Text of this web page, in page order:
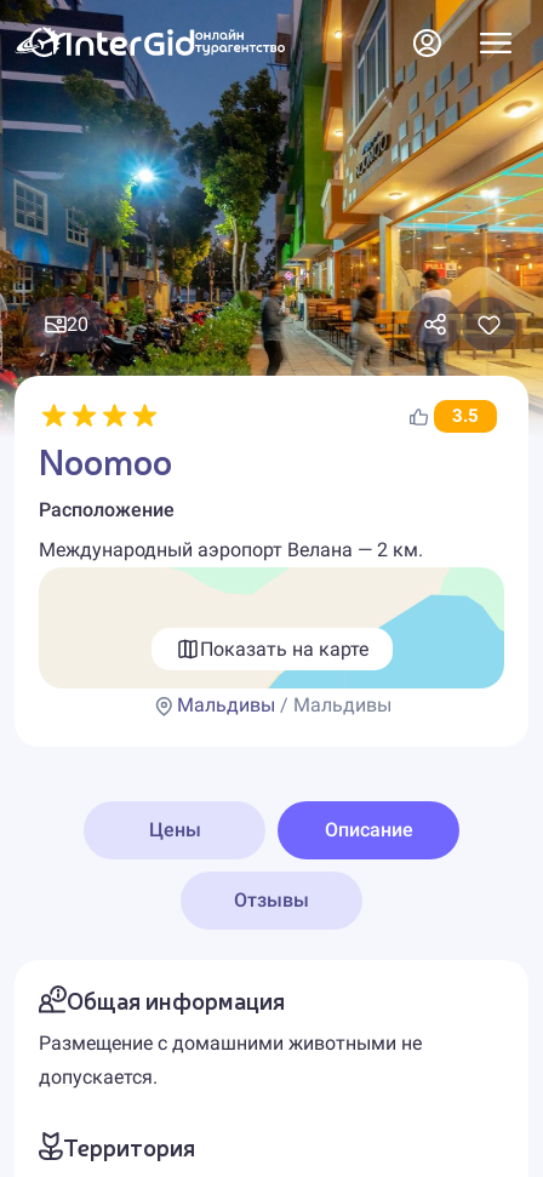
20
3.5
Noomoo
Расположение
Международный аэропорт Велана — 2 км.
Показать на карте
Мальдивы / Мальдивы
Цены Описание
Отзывы
Общая информация
Размещение с домашними животными не
допускается.
Территория